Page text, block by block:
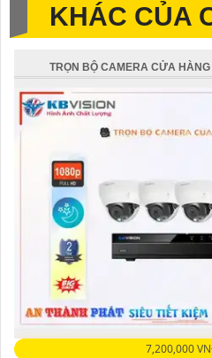
KHÁC CỦA
TRỌN BỘ CAMERA CỬA
7,200,000